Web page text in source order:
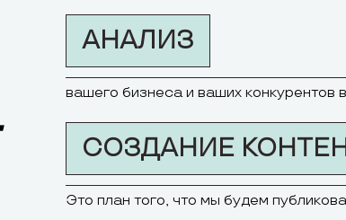
АНАЛИЗ
вашего бизнеса и ваших конкурентов
СОЗДАНИЕ
Это план того, что мы будем